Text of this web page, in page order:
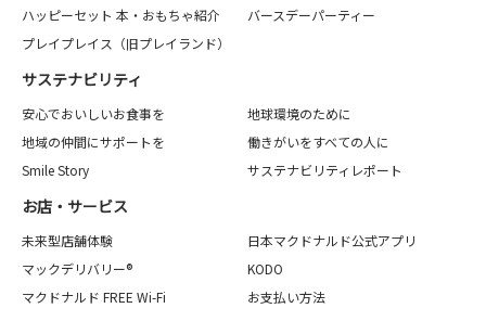
ハッピーセット 本・おもちゃ紹介
バースデーパーティー
プレイプレイス（旧プレイランド）
サステナビリティ
安心でおいしいお食事を
地球環境のために
地域の仲間にサポートを
働きがいをすべての人に
Smile Story
サステナビリティレポート
お店・サービス
未来型店舗体験
日本マクドナルド公式アプリ
マックデリバリー®
KODO
マクドナルド FREE Wi-Fi
お支払い方法